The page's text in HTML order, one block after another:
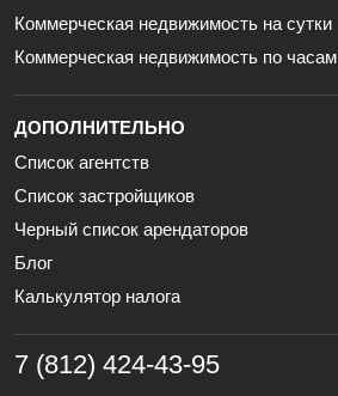
Коммерческая недвижимость на сутки
Коммерческая недвижимость по часам
ДОПОЛНИТЕЛЬНО
Список агентств
Список застройщиков
Черный список арендаторов
Блог
Калькулятор налога
7 (812) 424-43-95